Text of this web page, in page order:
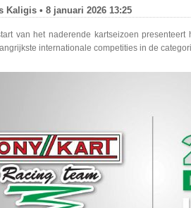
Kaligis • 8 januari 2026 13:25
van het naderende kartseizoen
internationale competities in de